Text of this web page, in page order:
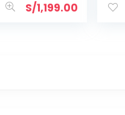
S/1,199.00